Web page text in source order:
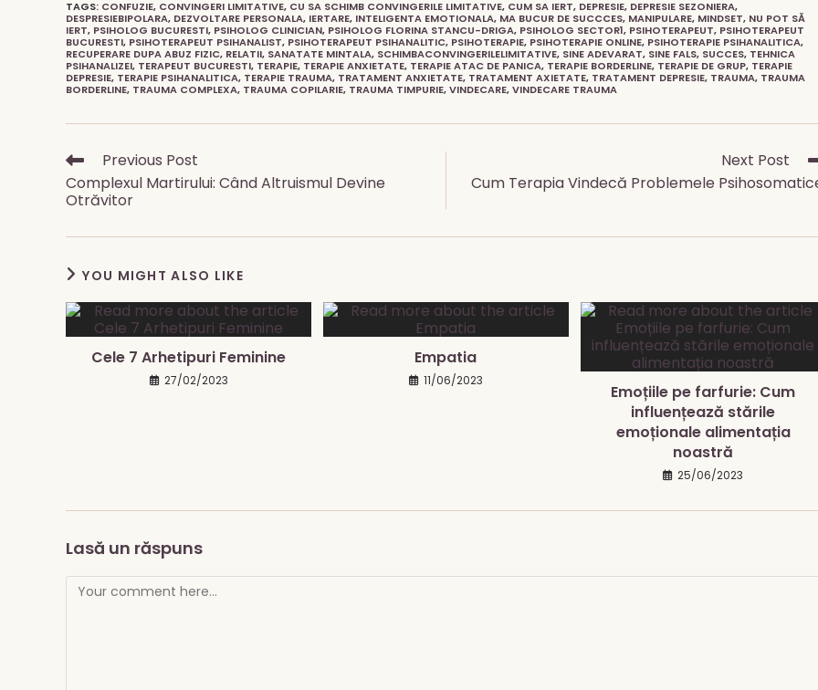
TAGS: CONFUZIE, CONVINGERI LIMITATIVE, CU SA SCHIMB CONVINGERILE LIMITATIVE, CUM SA IERT, DEPRESIE, DEPRESIE SEZONIERA,
DESPRESIEBIPOLARA, DEZVOLTARE PERSONALA, IERTARE, INTELIGENTA EMOTIONALA, MA BUCUR DE SUCCCES, MANIPULARE, MINDSET, NU POT SĂ
IERT, PSIHOLOG BUCURESTI, PSIHOLOG CLINICIAN, PSIHOLOG FLORINA STANCU-DRIGA, PSIHOLOG SECTOR1, PSIHOTERAPEUT, PSIHOTERAPEUT
BUCURESTI, PSIHOTERAPEUT PSIHANALIST, PSIHOTERAPEUT PSIHANALITIC, PSIHOTERAPIE, PSIHOTERAPIE ONLINE, PSIHOTERAPIE PSIHANALITICA,
RECUPERARE DUPA ABUZ FIZIC, RELATII, SANATATE MINTALA, SCHIMBACONVINGERILELIMITATIVE, SINE ADEVARAT, SINE FALS, SUCCES, TEHNICA
PSIHANALIZEI, TERAPEUT BUCURESTI, TERAPIE, TERAPIE ANXIETATE, TERAPIE ATAC DE PANICA, TERAPIE BORDERLINE, TERAPIE DE GRUP, TERAPIE
DEPRESIE, TERAPIE PSIHANALITICA, TERAPIE TRAUMA, TRATAMENT ANXIETATE, TRATAMENT AXIETATE, TRATAMENT DEPRESIE, TRAUMA, TRAUMA
BORDERLINE, TRAUMA COMPLEXA, TRAUMA COPILARIE, TRAUMA TIMPURIE,VINDECARE,VINDECARE TRAUMA
Read
more
articles
Previous Post
Complexul Martirului: Când Altruismul Devine
Otrăvitor
Next Post
Cum Terapia Vindecă Problemele
YOU MIGHT ALSO LIKE
Cele 7 Arhetipuri Feminine
27/02/2023
Empatia
11/06/2023
Emoțiile pe farfurie: Cum
influențează stările
emoționale alimentația
noastră
25/06/2023
Lasă un răspuns
Comment